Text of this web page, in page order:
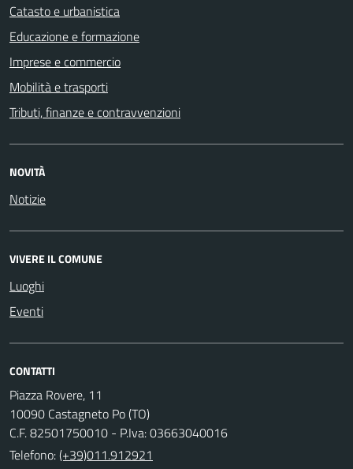
Catasto e urbanistica
Educazione e formazione
Imprese e commercio
Mobilità e trasporti
Tributi, finanze e contravvenzioni
NOVITÀ
Notizie
VIVERE IL COMUNE
Luoghi
Eventi
CONTATTI
Piazza Rovere, 11
10090 Castagneto Po (TO)
C.F. 82501750010 - P.Iva: 03663040016
Telefono:(+39)011.912921